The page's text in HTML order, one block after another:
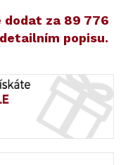
dodat za 89 776
popisu.